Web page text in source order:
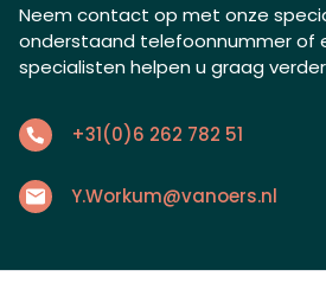
Neem contact op met onze
onderstaand telefoonnummer of
specialisten helpen u graag
+31(0)6 262 782 51
Y.Workum@vanoers.nl